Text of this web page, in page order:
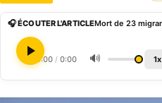
🎧 ÉCOUTER L'ARTICLE
0:00 / 0:00 🔊 1x